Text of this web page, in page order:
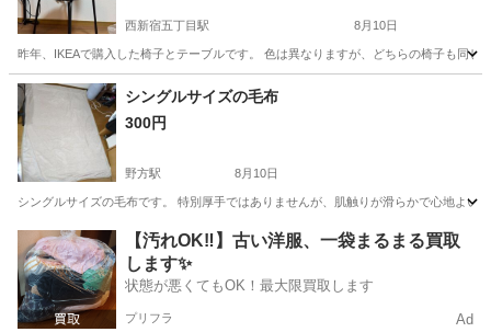
西新宿五丁目駅 8月10日
昨年、IKEAで購入した椅子とテーブルです。 色は異なりますが、どちらの椅子も同
東京 新宿区 西新宿五丁目駅 椅子
シングルサイズの毛布
300円
野方駅 8月10日
シングルサイズの毛布です。 特別厚手ではありませんが、肌触りが滑らかで心地よい
東京 中野区 野方駅 寝具 毛布
【汚れOK‼️】古い洋服、一袋まるまる買取
します✨
状態が悪くてもOK！最大限買取します
プリフラ Ad